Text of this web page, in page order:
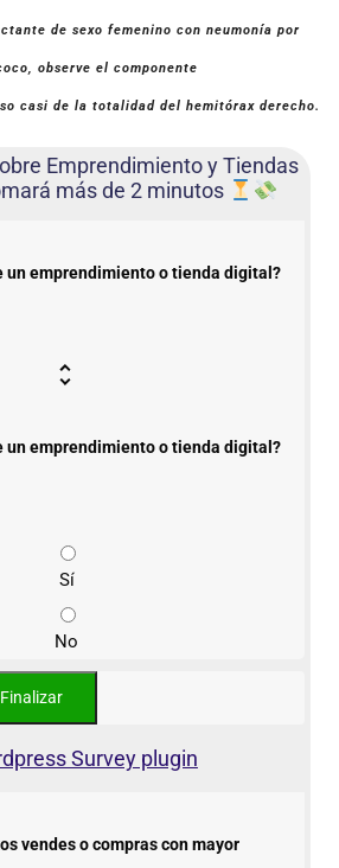
de sexo femenino con neumonía por
observe el componente
casi de la totalidad del hemitórax derecho.
Emprendimiento y Tiendas
más de 2 minutos
un emprendimiento o tienda digital?
un emprendimiento o tienda digital?
Sí
No
Survey plugin
vendes o compras con mayor